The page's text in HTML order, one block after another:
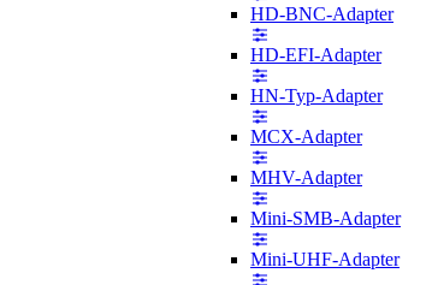
HD-BNC-Adapter
HD-EFI-Adapter
HN-Typ-Adapter
MCX-Adapter
MHV-Adapter
Mini-SMB-Adapter
Mini-UHF-Adapter